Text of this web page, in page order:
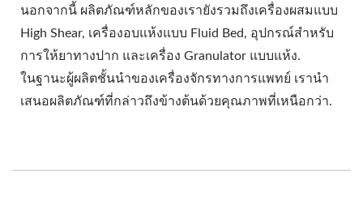
นอกจากนี้ ผลิตภัณฑ์หลักของเรายังรวมถึงเครื่องผสมแบบ
High Shear, เครื่องอบแห้งแบบ Fluid Bed, อุปกรณ์สำหรับ
การให้ยาทางปาก และเครื่อง Granulator แบบแห้ง.
ในฐานะผู้ผลิตชั้นนำของเครื่องจักรทางการแพทย์ เรานำ
เสนอผลิตภัณฑ์ที่กล่าวถึงข้างต้นด้วยคุณภาพที่เหนือกว่า.